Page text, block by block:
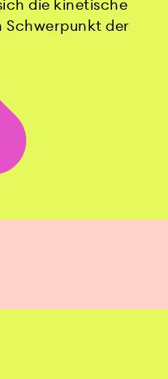
die kinetische
Schwerpunkt der